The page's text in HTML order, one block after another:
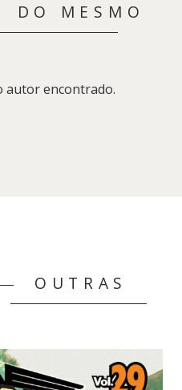
DO MESMO
autor encontrado.
OUTRAS